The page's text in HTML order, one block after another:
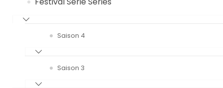
Saison 4
Saison 3